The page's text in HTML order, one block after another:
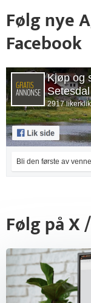
Følg nye
Facebook
Kjøp og
Setesdal
2917
Bli den første av
Følg på